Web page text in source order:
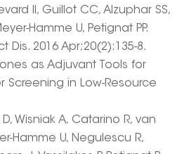
II, Guillot CC, Alzuphar SS,
Hamme U, Petignat PP.
Dis. 2016 Apr;20(2):135-8.
as Adjuvant Tools for
Screening in Low-Resource
Wisniak A, Catarino R, van
Hamme U, Negulescu R,